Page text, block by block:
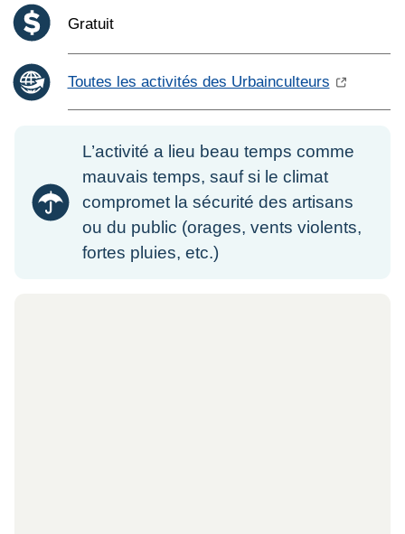
Coût :
Gratuit
Toutes les activités des Urbainculteurs
L’activité a lieu beau temps comme
mauvais temps, sauf si le climat
compromet la sécurité des artisans
ou du public (orages, vents violents,
fortes pluies, etc.)